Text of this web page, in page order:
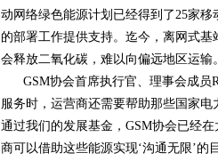
动网络绿色能源计划已经得到了25家
的部署工作提供支持。迄今，离网式
会释放二氧化碳，难以向偏远地区运输。
GSM协会首席执行官、理事会成员
服务时，运营商还需要帮助那些国家电
通过我们的发展基金，GSM协会已经
商可以借助这些能源实现‘沟通无限’